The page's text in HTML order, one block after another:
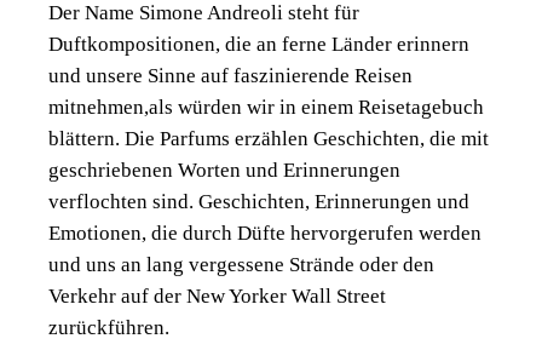
Der Name Simone Andreoli steht für
Duftkompositionen, die an ferne Länder erinnern
und unsere Sinne auf faszinierende Reisen
mitnehmen,als würden wir in einem Reisetagebuch
blättern. Die Parfums erzählen Geschichten, die mit
geschriebenen Worten und Erinnerungen
verflochten sind. Geschichten, Erinnerungen und
Emotionen, die durch Düfte hervorgerufen werden
und uns an lang vergessene Strände oder den
Verkehr auf der New Yorker Wall Street
zurückführen.